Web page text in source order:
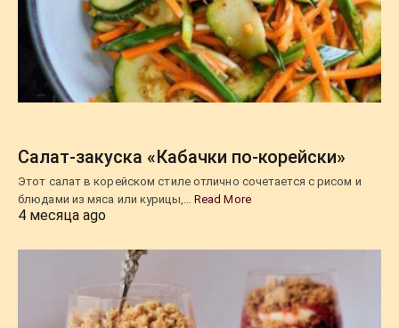
Салат-закуска «Кабачки по-корейски»
Этот салат в корейском стиле отлично сочетается с рисом и
блюдами из мяса или курицы,… Read More
4 месяца ago